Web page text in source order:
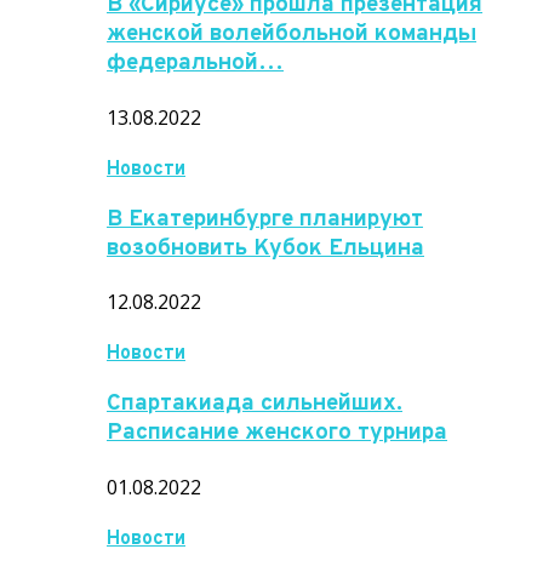
женской волейбольной команды
федеральной…
13.08.2022
Новости
В Екатеринбурге планируют
возобновить Кубок Ельцина
12.08.2022
Новости
Спартакиада сильнейших.
Расписание женского турнира
01.08.2022
Новости